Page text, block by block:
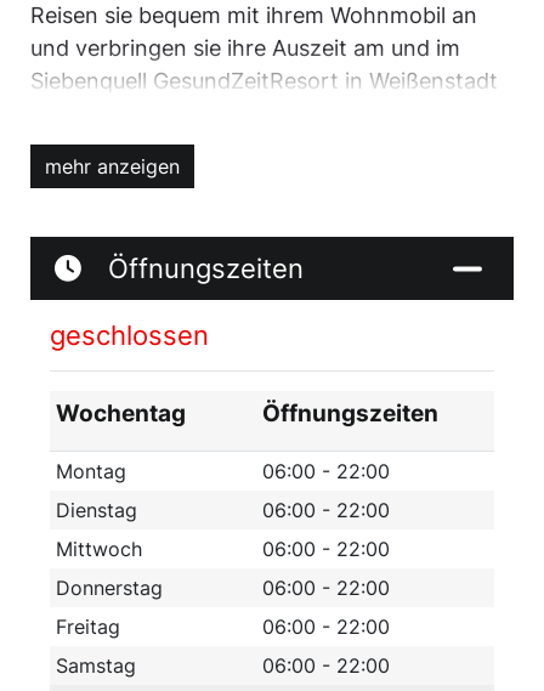
Reisen sie bequem mit ihrem Wohnmobil an
und verbringen sie ihre Auszeit am und im
Siebenquell GesundZeitResort in Weißenstadt
Wasserwelt mit ihren verschiedenen
Thermalwasserbecken, genießen sie die
entdecken sie die Geheimnisse der
GesundZeitReise. Nutzen sie das vielfältige
eine gute Zeit im Fichtelgebirge.
mehr anzeigen
Öffnungszeiten
geschlossen
Wochentag Öffnungszeiten
Montag
06:00 - 22:00
Dienstag
06:00 - 22:00
Mittwoch
06:00 - 22:00
Donnerstag
06:00 - 22:00
Freitag
06:00 - 22:00
Samstag
06:00 - 22:00